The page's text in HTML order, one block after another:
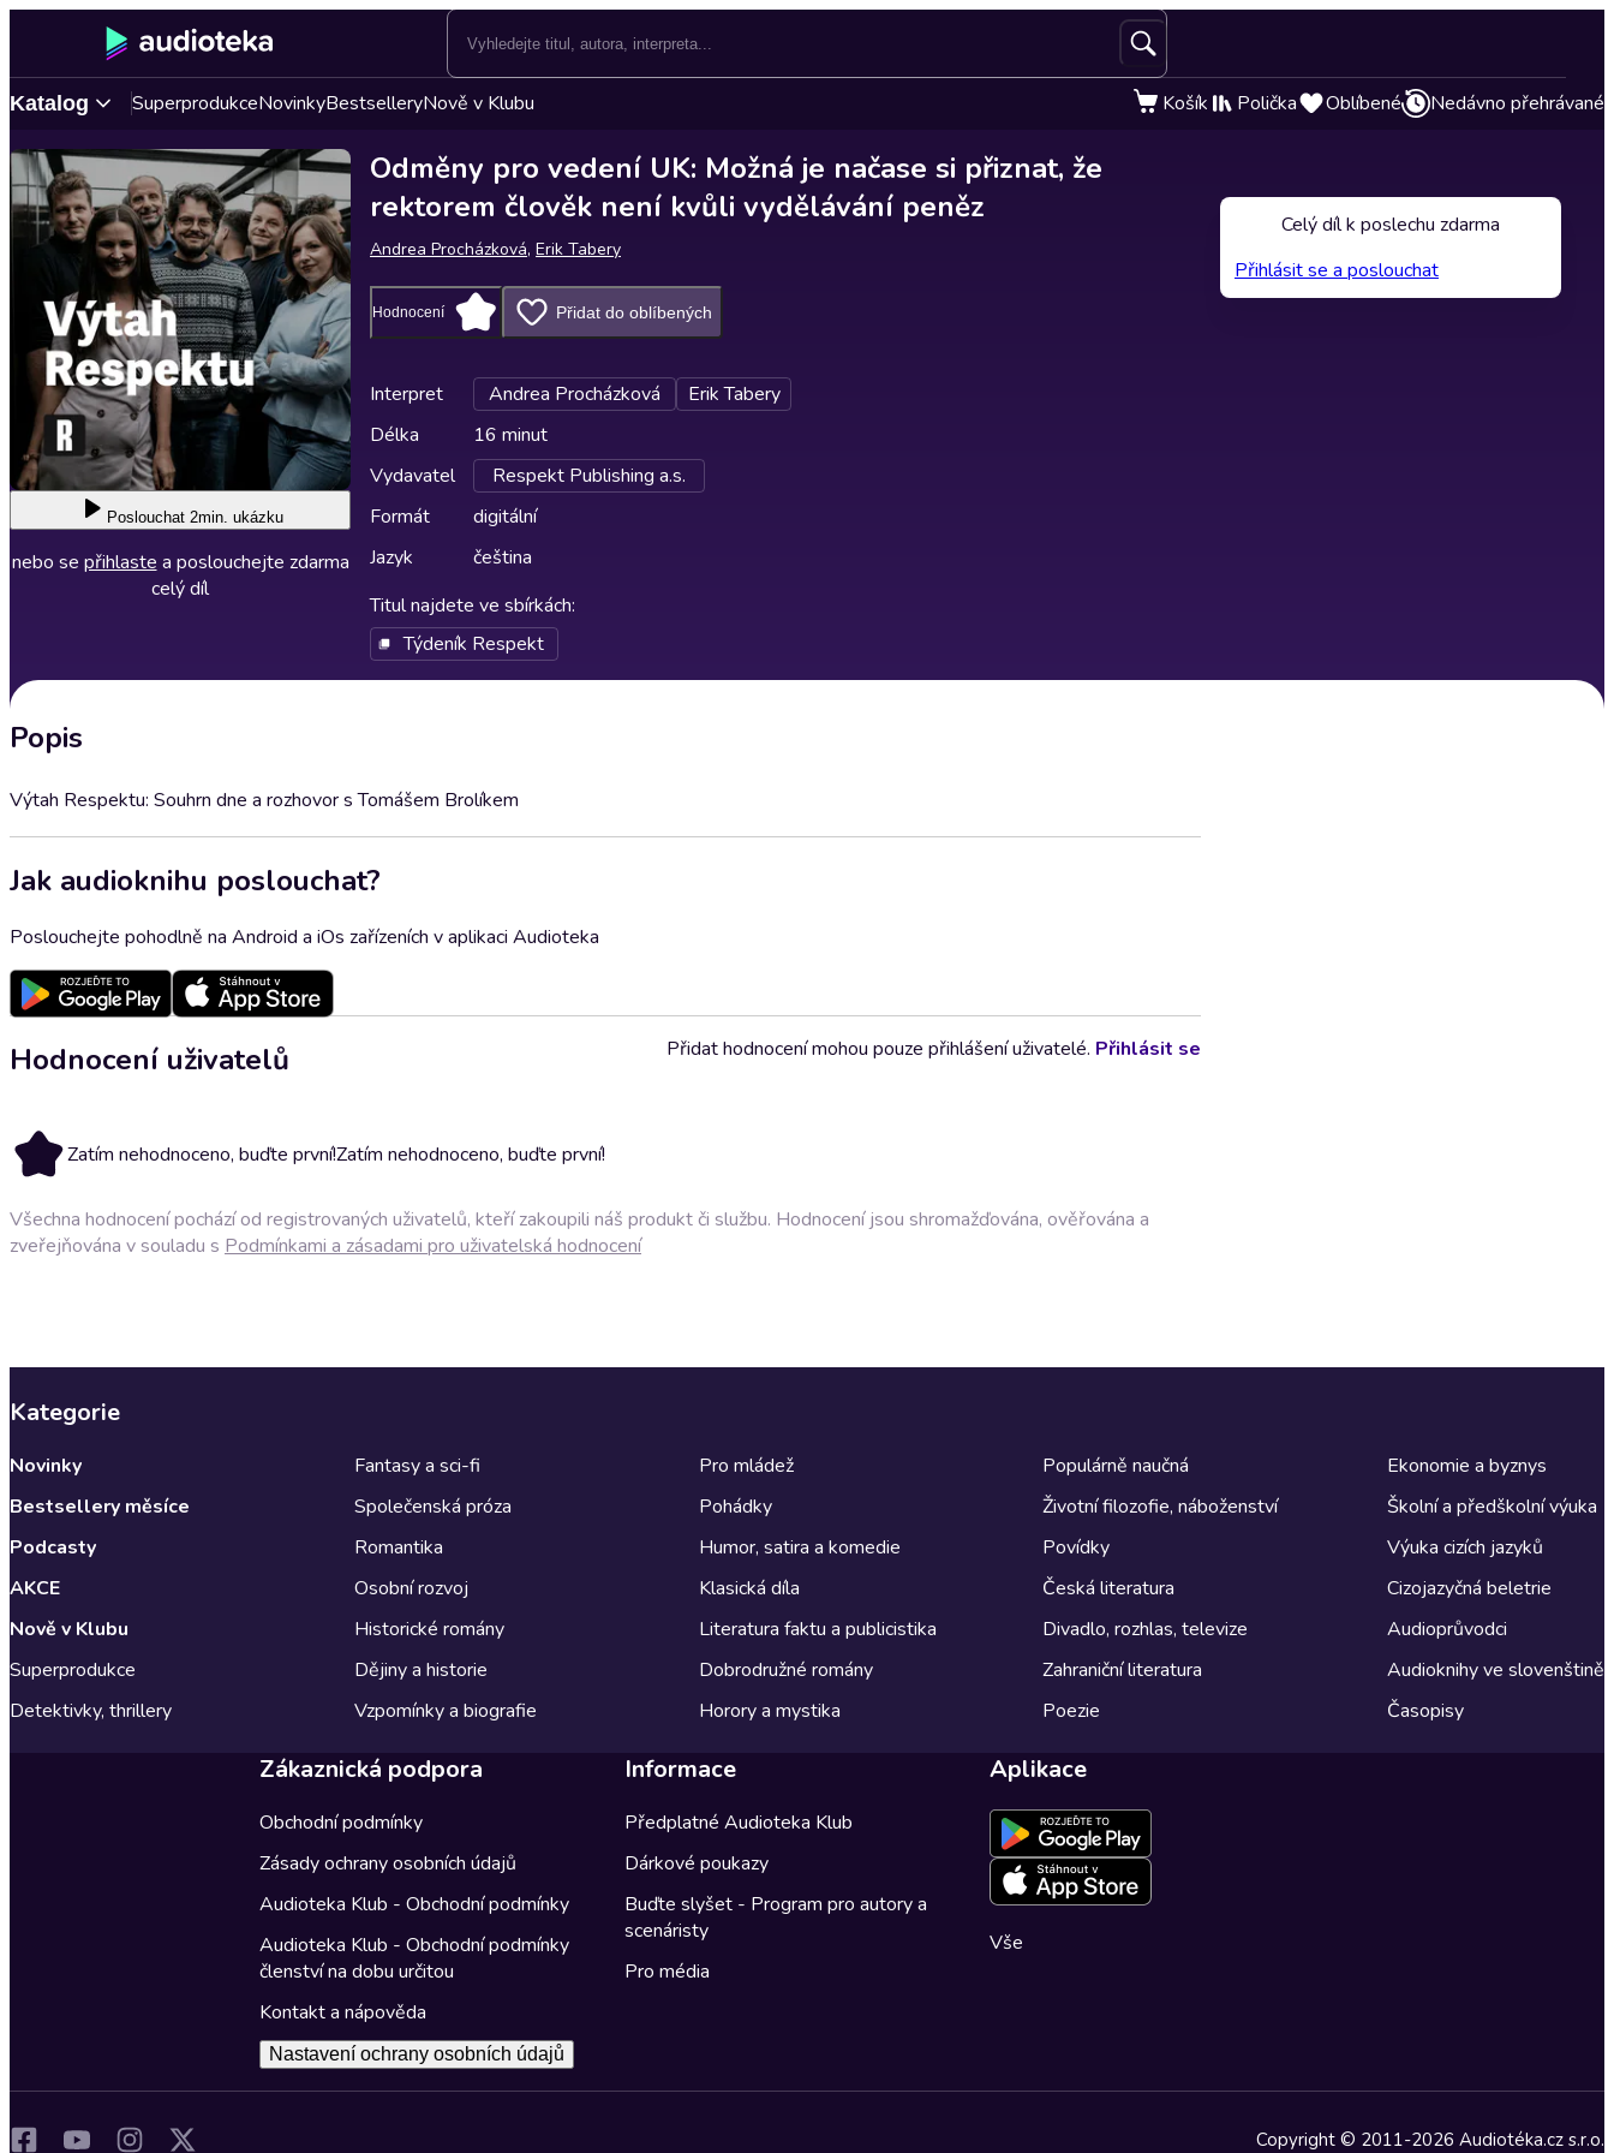
Katalog SuperprodukceNovinkyBestselleryNově v Klubu Košík Polička Oblíbené Nedávno přehrávané
Poslouchat 2min. ukázku
nebo se přihlaste a poslouchejte zdarma
celý díl
Odměny pro vedení UK: Možná je načase si přiznat, že
rektorem člověk není kvůli vydělávání peněz
Andrea Procházková, Erik Tabery
Hodnocení Přidat do oblíbených
Interpret Andrea Procházková
Erik Tabery
Délka
16 minut
Vydavatel
Respekt Publishing a.s.
Formát
digitální
Jazyk
čeština
Titul najdete ve sbírkách:
Týdeník Respekt
Popis
Výtah Respektu: Souhrn dne a rozhovor s Tomášem Brolíkem
Jak audioknihu poslouchat?
Poslouchejte pohodlně na Android a iOs zařízeních v aplikaci Audioteka
Hodnocení uživatelů
Zatím nehodnoceno, buďte první!Zatím nehodnoceno, buďte první!
Přidat hodnocení mohou pouze přihlášení uživatelé. Přihlásit se
Všechna hodnocení pochází od registrovaných uživatelů, kteří zakoupili náš produkt či službu. Hodnocení jsou shromažďována, ověřována a
zveřejňována v souladu s Podmínkami a zásadami pro uživatelská hodnocení
Celý díl k poslechu zdarma
Přihlásit se a poslouchat
Kategorie
Novinky
Bestsellery měsíce
Podcasty
AKCE
Nově v Klubu
Superprodukce
Detektivky, thrillery
Fantasy a sci-fi
Společenská próza
Romantika
Osobní rozvoj
Historické romány
Dějiny a historie
Vzpomínky a biografie
Pro mládež
Pohádky
Humor, satira a komedie
Klasická díla
Literatura faktu a publicistika
Dobrodružné romány
Horory a mystika
Populárně naučná
Životní filozofie, náboženství
Povídky
Česká literatura
Divadlo, rozhlas, televize
Zahraniční literatura
Poezie
Ekonomie a byznys
Školní a předškolní výuka
Výuka cizích jazyků
Cizojazyčná beletrie
Audioprůvodci
Audioknihy ve slovenštině
Časopisy
Zákaznická podpora
Obchodní podmínky
Zásady ochrany osobních údajů
Audioteka Klub - Obchodní podmínky
Audioteka Klub - Obchodní podmínky
členství na dobu určitou
Kontakt a nápověda
Nastavení ochrany osobních údajů
Informace
Předplatné Audioteka Klub
Dárkové poukazy
Buďte slyšet - Program pro autory a
scenáristy
Pro média
Aplikace
Vše
Copyright © 2011-2026 Audiotéka.cz s.r.o.